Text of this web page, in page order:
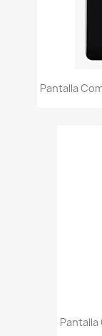
Pantalla
Pantalla